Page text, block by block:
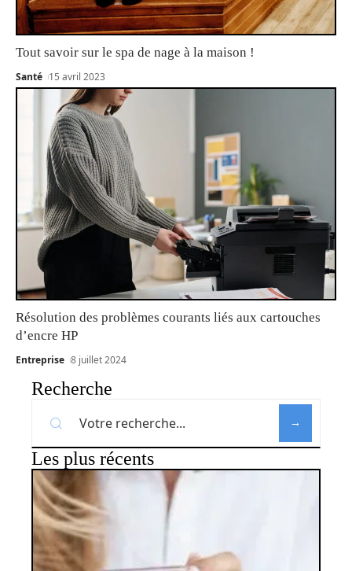
Tout savoir sur le spa de nage à la maison !
Santé 15 avril 2023
Résolution des problèmes courants liés aux cartouches
d’encre HP
Entreprise 8 juillet 2024
Recherche
Les plus récents